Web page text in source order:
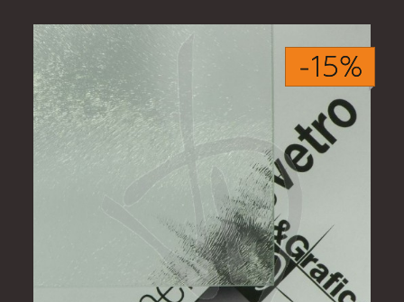
-15%